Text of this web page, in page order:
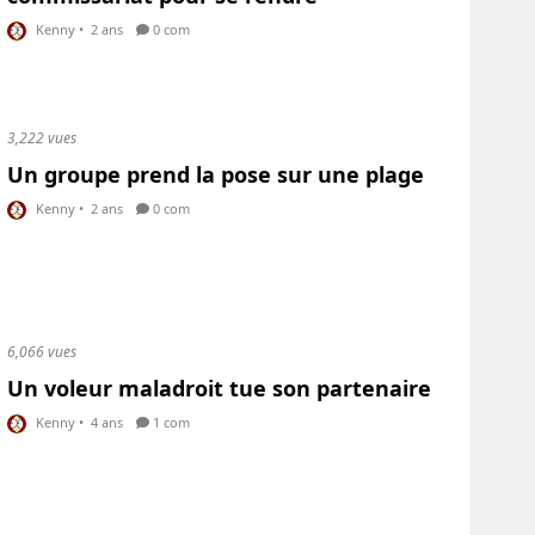
Kenny • 2 ans 0 com
3,222 vues
Un groupe prend la pose sur une plage
Kenny • 2 ans 0 com
6,066 vues
Un voleur maladroit tue son partenaire
Kenny • 4 ans 1 com